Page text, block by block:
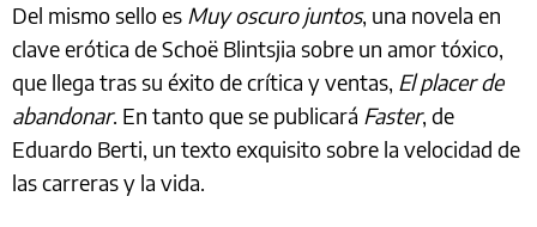
Del mismo sello es Muy oscuro juntos, una novela en
clave erótica de Schoë Blintsjia sobre un amor tóxico,
que llega tras su éxito de crítica y ventas, El placer de
abandonar. En tanto que se publicará Faster, de
Eduardo Berti, un texto exquisito sobre la velocidad de
las carreras y la vida.